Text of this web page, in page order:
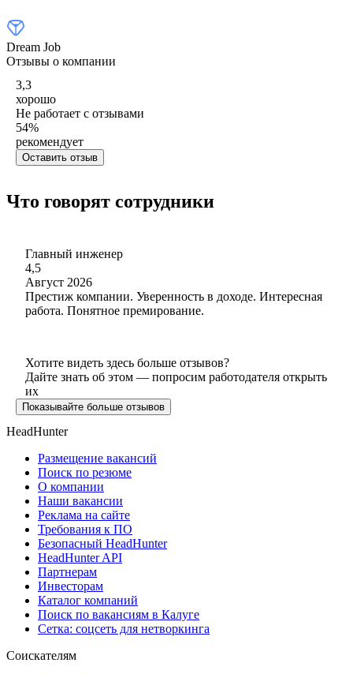
Dream Job
Отзывы о компании
3,3
хорошо
Не работает с отзывами
54%
рекомендует
Оставить отзыв
Что говорят сотрудники
Главный инженер
4,5
Август 2026
Престиж компании. Уверенность в доходе. Интересная
работа. Понятное премирование.
Хотите видеть здесь больше отзывов?
Дайте знать об этом — попросим работодателя открыть
их
Показывайте больше отзывов
HeadHunter
Размещение вакансий
Поиск по резюме
О компании
Наши вакансии
Реклама на сайте
Требования к ПО
Безопасный HeadHunter
HeadHunter API
Партнерам
Инвесторам
Каталог компаний
Поиск по вакансиям в Калуге
Сетка: соцсеть для нетворкинга
Соискателям